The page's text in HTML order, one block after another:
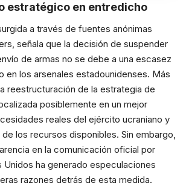
estratégico en entredicho
a través de fuentes anónimas
señala que la decisión de suspender
de armas no se debe a una escasez
en los arsenales estadounidenses. Más
reestructuración de la estrategia de
posiblemente en un mejor
reales del ejército ucraniano y
los recursos disponibles. Sin embargo,
en la comunicación oficial por
Unidos ha generado especulaciones
razones detrás de esta medida.